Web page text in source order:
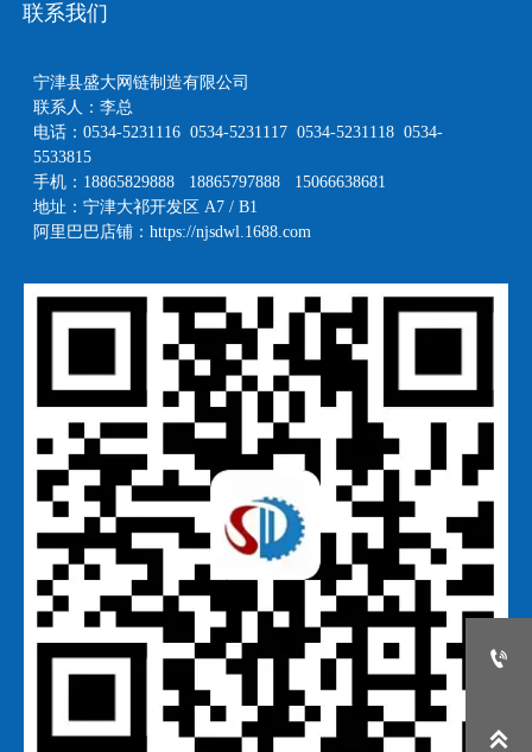
联系我们
宁津县盛大网链制造有限公司
联系人：李总
电话：0534-5231116 0534-5231117 0534-5231118 0534-
5533815
手机：18865829888 18865797888 15066638681
地址：宁津大祁开发区 A7 / B1
阿里巴巴店铺：https://njsdwl.1688.com

